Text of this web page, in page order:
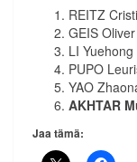
REITZ
GEIS
LI Yuehong
PUPO
YAO
AKHTAR
Jaa tämä: